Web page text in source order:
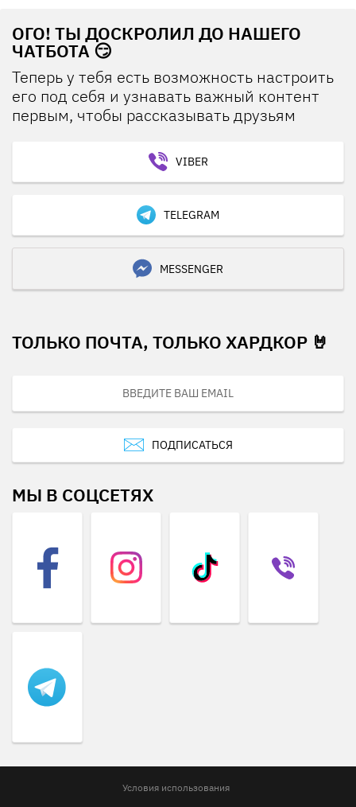
ОГО! ТЫ ДОСКРОЛИЛ ДО НАШЕГО
ЧАТБОТА 😏
Теперь у тебя есть возможность настроить
его под себя и узнавать важный контент
первым, чтобы рассказывать друзьям
VIBER
TELEGRAM
MESSENGER
ТОЛЬКО ПОЧТА, ТОЛЬКО ХАРДКОР 🤘
ПОДПИСАТЬСЯ
МЫ В СОЦСЕТЯХ
Условия использования